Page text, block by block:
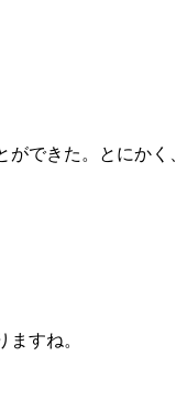
できた。とにかく、
すね。